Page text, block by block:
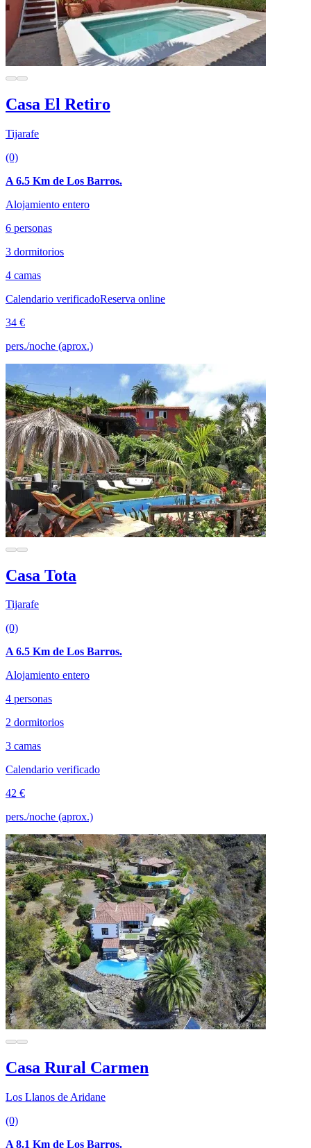
Casa El Retiro
Tijarafe
(0)
A 6.5 Km de Los Barros.
Alojamiento entero
6 personas
3 dormitorios
4 camas
Calendario verificadoReserva online
34 €
pers./noche (aprox.)
Casa Tota
Tijarafe
(0)
A 6.5 Km de Los Barros.
Alojamiento entero
4 personas
2 dormitorios
3 camas
Calendario verificado
42 €
pers./noche (aprox.)
Casa Rural Carmen
Los Llanos de Aridane
(0)
A 8.1 Km de Los Barros.